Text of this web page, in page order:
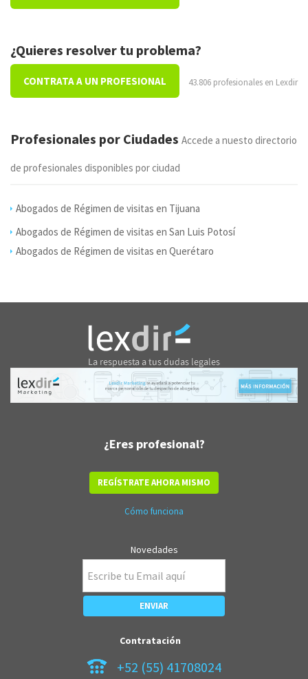
¿Quieres resolver tu problema?
CONTRATA A UN PROFESIONAL 43.806 profesionales en Lexdir
Profesionales por Ciudades Accede a nuesto directorio
de profesionales disponibles por ciudad
Abogados de Régimen de visitas en Tijuana
Abogados de Régimen de visitas en San Luis Potosí
Abogados de Régimen de visitas en Querétaro
¿Eres profesional?
REGÍSTRATE AHORA MISMO
Cómo funciona
Novedades
Contratación
+52 (55) 41708024